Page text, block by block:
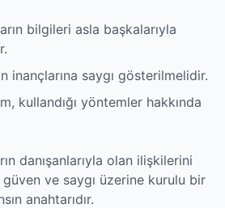
bilgileri asla başkalarıyla
inançlarına saygı gösterilmelidir.
kullandığı yöntemler hakkında
danışanlarıyla olan ilişkilerini
ve saygı üzerine kurulu bir
anahtarıdır.